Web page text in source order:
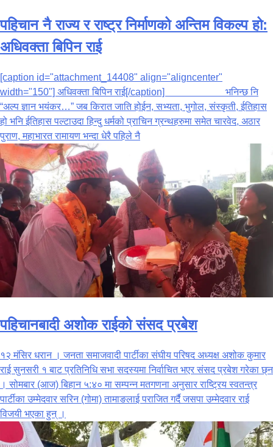
पहिचान नै राज्य र राष्ट्र निर्माणको अन्तिम विकल्प हो:
अधिवक्ता बिपिन राई
[caption id="attachment_14408" align="aligncenter"
width="150"] अधिवक्ता बिपिन राई[/caption] भनिन्छ नि
“अल्प ज्ञान भयंकर…” जब किरात जाति होईन, सभ्यता, भुगोल, संस्कृती, ईतिहास
हो भनि ईतिहास पल्टाउदा हिन्दु धर्मको प्राचिन ग्रन्थहरुमा समेत चारवेद, अठार
पुराण, महाभारत रामायण भन्दा धेरै पहिले नै
पहिचानबादी अशोक राईको संसद प्रबेश
१२ मंसिर धरान । जनता समाजवादी पार्टीका संघीय परिषद अध्यक्ष अशोक कुमार
राई सुनसरी १ बाट प्रतिनिधि सभा सदस्यमा निर्वाचित भएर संसद प्रबेश गरेका छ्न
। सोमबार (आज) बिहान ५:४० मा सम्पन्न मतगणना अनुसार राष्ट्रिय स्वतन्त्र
पार्टीका उम्मेदवार सरिन (गोमा) तामाङलाई पराजित गर्दै जसपा उम्मेदवार राई
विजयी भएका हुन् ।